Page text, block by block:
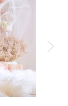
挙式
ペットと撮影
の方限定で、デー
園の桜などお花いっ